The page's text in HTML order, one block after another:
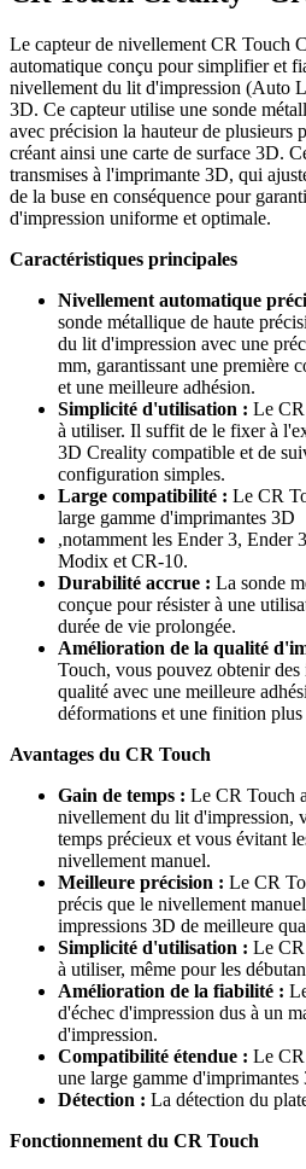
Le capteur de nivellement CR Touch
automatique conçu pour simplifier et
nivellement du lit d'impression (Auto
3D. Ce capteur utilise une sonde
avec précision la hauteur de plusieurs
créant ainsi une carte de surface 3D.
transmises à l'imprimante 3D, qui
de la buse en conséquence pour
d'impression uniforme et optimale.
Caractéristiques principales
Nivellement automatique
sonde métallique de haute
du lit d'impression avec une
mm, garantissant une première
et une meilleure adhésion.
Simplicité d'utilisation : Le CR
à utiliser. Il suffit de le fixer à
3D Creality compatible et de
configuration simples.
Large compatibilité : Le CR
large gamme d'imprimantes 3D
,notamment les Ender 3, Ender
Modix et CR-10.
Durabilité accrue : La sonde
conçue pour résister à une
durée de vie prolongée.
Amélioration de la qualité
Touch, vous pouvez obtenir
qualité avec une meilleure
déformations et une finition plus
Avantages du CR Touch
Gain de temps : Le CR Touch
nivellement du lit d'impression,
temps précieux et vous évitant
nivellement manuel.
Meilleure précision : Le CR
précis que le nivellement
impressions 3D de meilleure
Simplicité d'utilisation : Le CR
à utiliser, même pour les
Amélioration de la fiabilité :
d'échec d'impression dus à un
d'impression.
Compatibilité étendue : Le CR
une large gamme
Détection : La détection du
Fonctionnement du CR Touch